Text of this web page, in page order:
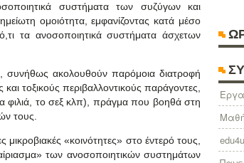
συστήματα των συζύγων και
ομοιότητα, εμφανίζοντας κατά μέσο
τα ανοσοποιητικά συστήματα άσχετων
συνήθως ακολουθούν παρόμοια διατροφή
τοξικούς περιβαλλοντικούς παράγοντες,
φιλιά, το σεξ κλπ), πράγμα που βοηθά στη
τους.
«κοινότητες» στο έντερό τους,
των ανοσοποιητικών συστημάτων